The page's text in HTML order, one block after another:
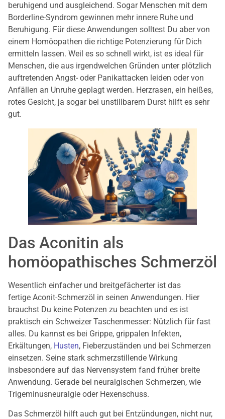
beruhigend und ausgleichend. Sogar Menschen mit dem
Borderline-Syndrom gewinnen mehr innere Ruhe und
Beruhigung. Für diese Anwendungen solltest Du aber von
einem Homöopathen die richtige Potenzierung für Dich
ermitteln lassen. Weil es so schnell wirkt, ist es ideal für
Menschen, die aus irgendwelchen Gründen unter plötzlich
auftretenden Angst- oder Panikattacken leiden oder von
Anfällen an Unruhe geplagt werden. Herzrasen, ein heißes,
rotes Gesicht, ja sogar bei unstillbarem Durst hilft es sehr
gut.
Das Aconitin als
homöopathisches Schmerzöl
Wesentlich einfacher und breitgefächerter ist das
fertige Aconit-Schmerzöl in seinen Anwendungen. Hier
brauchst Du keine Potenzen zu beachten und es ist
praktisch ein Schweizer Taschenmesser: Nützlich für fast
alles. Du kannst es bei Grippe, grippalen Infekten,
Erkältungen, Husten, Fieberzuständen und bei Schmerzen
einsetzen. Seine stark schmerzstillende Wirkung
insbesondere auf das Nervensystem fand früher breite
Anwendung. Gerade bei neuralgischen Schmerzen, wie
Trigeminusneuralgie oder Hexenschuss.
Das Schmerzöl hilft auch gut bei Entzündungen, nicht nur,